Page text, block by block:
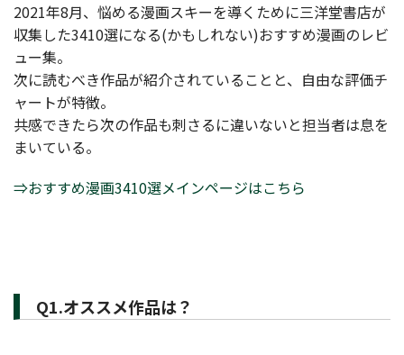
2021年8月、悩める漫画スキーを導くために三洋堂書店が
収集した3410選になる(かもしれない)おすすめ漫画のレビ
ュー集。
次に読むべき作品が紹介されていることと、自由な評価チ
ャートが特徴。
共感できたら次の作品も刺さるに違いないと担当者は息を
まいている。
⇒おすすめ漫画3410選メインページはこちら
Q1.オススメ作品は？